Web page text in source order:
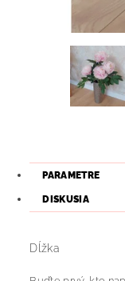
PARAMETRE
DISKUSIA
Dĺžka